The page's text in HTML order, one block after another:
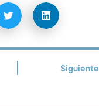
Siguiente